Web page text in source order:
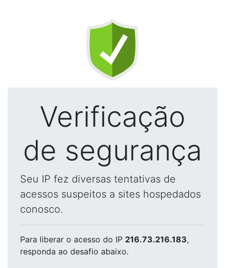
Verificação
de segurança
Seu IP fez diversas tentativas de
acessos suspeitos a sites hospedados
conosco.
Para liberar o acesso do IP 216.73.216.183,
responda ao desafio abaixo.